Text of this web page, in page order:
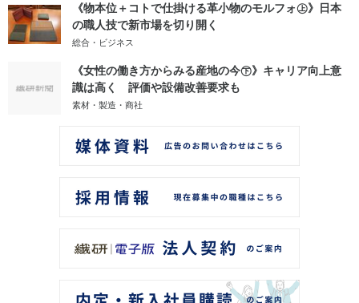
《物本位＋コトで仕掛ける革小物のモルフォ㊤》日本
の職人技で新市場を切り開く
総合・ビジネス
《女性の働き方からみる産地の今㊦》キャリア向上意
識は高く 評価や設備改善要求も
素材・製造・商社